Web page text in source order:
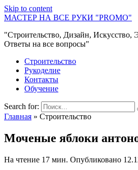
Skip to content
МАСТЕР НА ВСЕ РУКИ "PROMO"
"Строительство, Дизайн, Искусство,
Ответы на все вопросы"
Строительство
Рукоделие
Контакты
Обучение
Search for:
Главная » Строительство
Моченые яблоки
На чтение 17 мин. Опубликовано